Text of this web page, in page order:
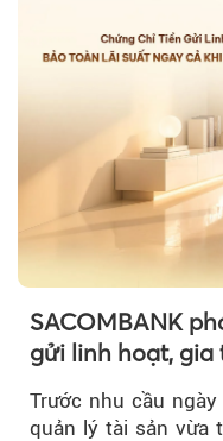
SACOMBANK
gửi linh hoạt, gia
nguồn vốn cho
Trước nhu cầu
quản lý tài sản vừa